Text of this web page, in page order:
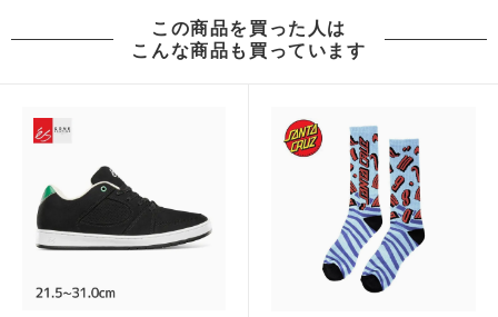
この商品を買った人は
こんな商品も買っています